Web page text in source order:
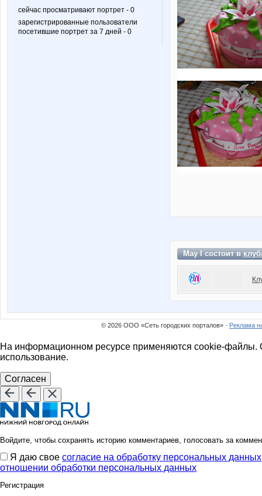
сейчас просматривают портрет - 0
зарегистрированные пользователи
посетившие портрет за 7 дней - 0
May I состоит в
© 2026 ООО «Сеть городских порталов» · Реклама
На информационном ресурсе применяются cookie-файлы.
использование.
Согласен
Войдите, чтобы сохранять историю комментариев, голосовать за
Я даю свое согласие на обработку персональных данных
отношении обработки персональных данных
Регистрация